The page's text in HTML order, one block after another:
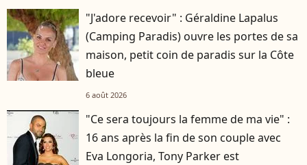
"J'adore recevoir" : Géraldine Lapalus
(Camping Paradis) ouvre les portes de sa
maison, petit coin de paradis sur la Côte
bleue
6 août 2026
"Ce sera toujours la femme de ma vie" :
16 ans après la fin de son couple avec
Eva Longoria, Tony Parker est